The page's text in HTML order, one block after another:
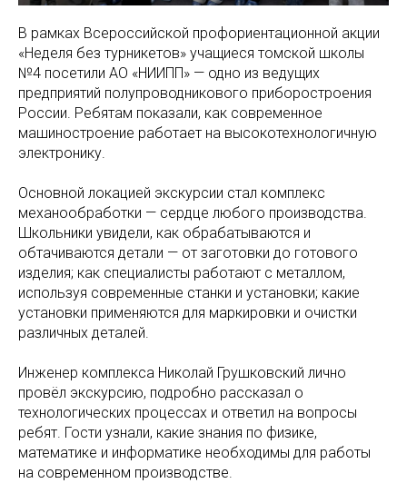
В рамках Всероссийской профориентационной акции
«Неделя без турникетов» учащиеся томской школы
№4 посетили АО «НИИПП» — одно из ведущих
предприятий полупроводникового приборостроения
России. Ребятам показали, как современное
машиностроение работает на высокотехнологичную
электронику.
Основной локацией экскурсии стал комплекс
механообработки — сердце любого производства.
Школьники увидели, как обрабатываются и
обтачиваются детали — от заготовки до готового
изделия; как специалисты работают с металлом,
используя современные станки и установки; какие
установки применяются для маркировки и очистки
различных деталей.
Инженер комплекса Николай Грушковский лично
провёл экскурсию, подробно рассказал о
технологических процессах и ответил на вопросы
ребят. Гости узнали, какие знания по физике,
математике и информатике необходимы для работы
на современном производстве.